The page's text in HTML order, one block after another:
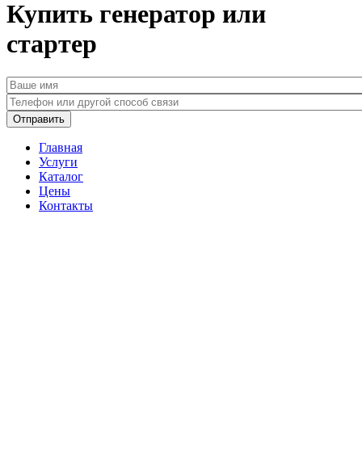
Купить генератор или
стартер
Ваше имя
Телефон *
Главная
Услуги
Каталог
Цены
Контакты